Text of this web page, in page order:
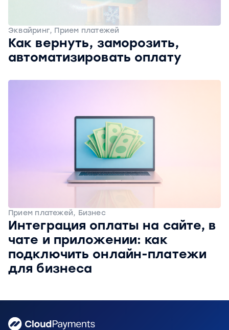
Эквайринг, Прием платежей
Как вернуть, заморозить,
автоматизировать оплату
Прием платежей, Бизнес
Интеграция оплаты на сайте, в
чате и приложении: как
подключить онлайн-платежи
для бизнеса